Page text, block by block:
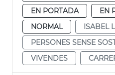
EN PORTADA
EN
NORMAL
ISABEL
PERSONES SENSE
VIVENDES